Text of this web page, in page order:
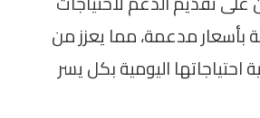
بأسعار مدعمة، مما يعزز من
احتياجاتها اليومية بكل يسر